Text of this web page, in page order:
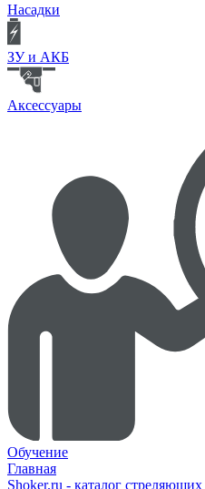
Насадки
ЗУ и АКБ
Аксессуары
Обучение
Главная
Shoker.ru - каталог